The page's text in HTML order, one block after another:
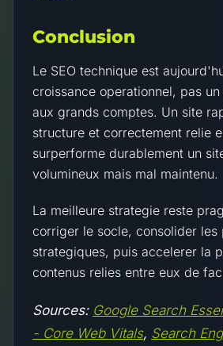
Conclusion
Le SEO technique est
croissance operationnel, pas
aux grands comptes. Un site
structure et correctement relie
surperforme durablement un
volumineux mais mal maintenu.
La meilleure strategie reste
corriger le socle, consolider les
strategiques, puis accelerer la
contenus relies entre eux de
Sources: Google Search
- Core Web Vitals, Search